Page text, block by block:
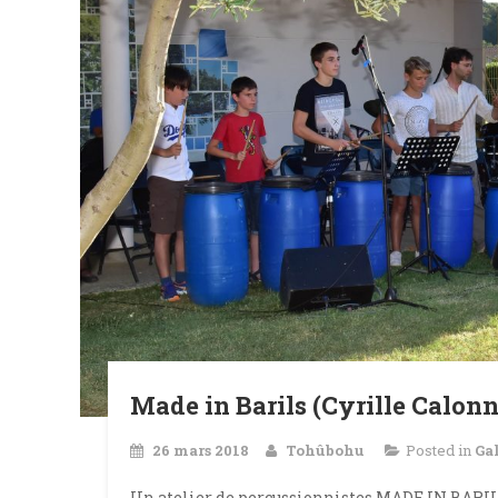
Made in Barils (Cyrille
26 mars 2018 Tohûbohu Posted in